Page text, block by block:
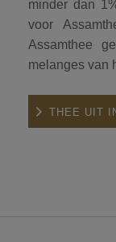
minder dan
voor
Assamthee
melanges van
THEE UIT